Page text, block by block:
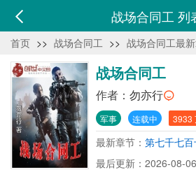
战场合同工 列
首页 >> 战场合同工 >> 战场合同工最
战场合同工
作者： 勿亦行
军事 连载中 3933
最新章节： 第七千七
最后更新：2026-08-